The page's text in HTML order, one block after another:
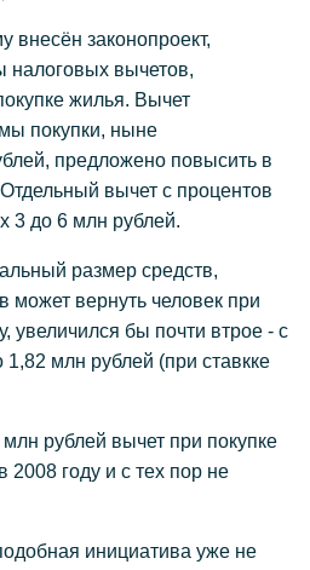
внесён законопроект,
вычетов,
жилья. Вычет
покупки, ныне
предложено повысить в
вычет с процентов
3 до 6 млн рублей.
размер средств,
может вернуть человек при
увеличился бы почти втрое - с
млн рублей (при ставкке
рублей вычет при покупке
году и с тех пор не
инициатива уже не